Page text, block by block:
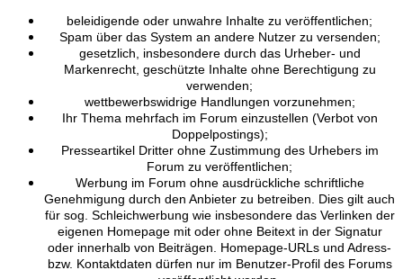
beleidigende oder unwahre Inhalte zu veröffentlichen;
Spam über das System an andere Nutzer zu versenden;
gesetzlich, insbesondere durch das Urheber- und
Markenrecht, geschützte Inhalte ohne Berechtigung zu
verwenden;
wettbewerbswidrige Handlungen vorzunehmen;
Ihr Thema mehrfach im Forum einzustellen (Verbot von
Doppelpostings);
Presseartikel Dritter ohne Zustimmung des Urhebers im
Forum zu veröffentlichen;
Werbung im Forum ohne ausdrückliche schriftliche
Genehmigung durch den Anbieter zu betreiben. Dies gilt auch
für sog. Schleichwerbung wie insbesondere das Verlinken der
eigenen Homepage mit oder ohne Beitext in der Signatur
oder innerhalb von Beiträgen. Homepage-URLs und Adress-
bzw. Kontaktdaten dürfen nur im Benutzer-Profil des Forums